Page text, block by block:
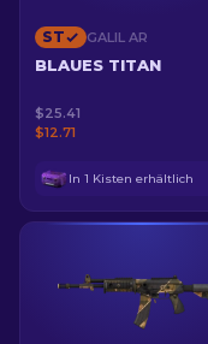
ST GALIL AR
BLAUES TITAN
$25.41
$12.71
In 1 Kisten erhältlich